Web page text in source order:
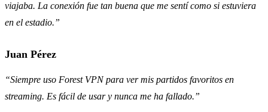
viajaba. La conexión fue tan buena que me sentí como si estuviera
en el estadio.”
Juan Pérez
“Siempre uso Forest VPN para ver mis partidos favoritos en
streaming. Es fácil de usar y nunca me ha fallado.”